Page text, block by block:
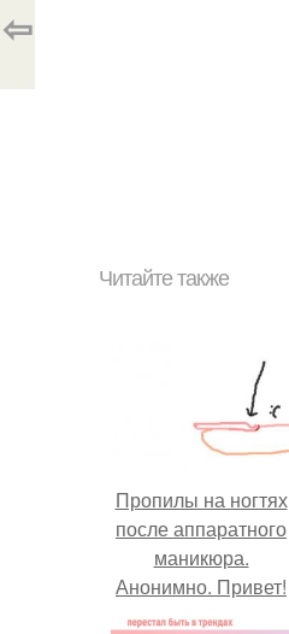
⇦
Читайте также
Пропилы на ногтях
после аппаратного
маникюра.
Анонимно. Привет!
Делала аппаратный